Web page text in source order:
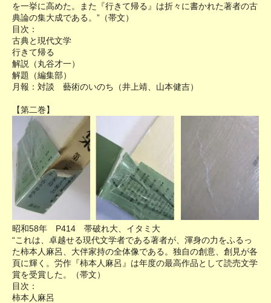
を一挙に高めた。また『行きて帰る』は折々に書かれた著者の古
典論の集大成である。”（帯文）
目次：
古典と現代文学
行きて帰る
解説（丸谷才一）
解題（編集部）
月報：対談 藝術のいのち（井上靖、山本健吉）
【第二巻】
昭和58年 P414 帯破れ大、イタミ大
“これは、卓越せる現代文学者である著者が、渾身の力をふるっ
た柿本人麻呂、大伴家持の全体像である。独自の創意、創見が各
頁に輝く。労作『柿本人麻呂』は年度の最高作品として読売文学
賞を受賞した。（帯文）
目次：
柿本人麻呂